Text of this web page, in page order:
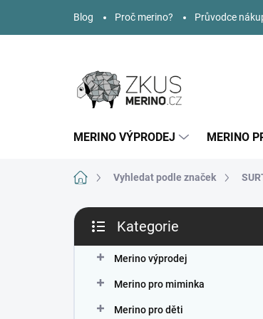
obsah
Blog Proč merino? Průvodce
MERINO VÝPRODEJ MERINO
Domů Vyhledat podle značek
P
s
kategorie
Kategorie
Merino výprodej
Merino pro miminka
Merino pro děti